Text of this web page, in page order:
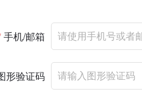
手机/邮箱
形验证码